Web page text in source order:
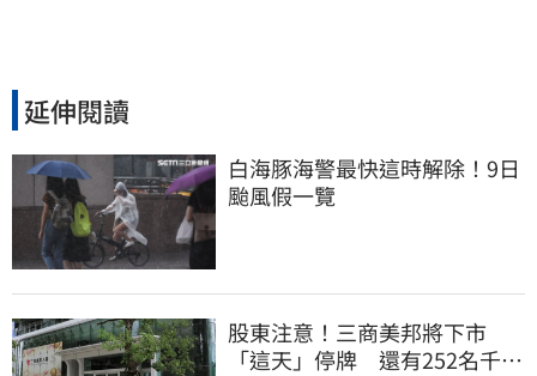
延伸閱讀
白海豚海警最快這時解除！9日
颱風假一覽
股東注意！三商美邦將下市
「這天」停牌 還有252名千張